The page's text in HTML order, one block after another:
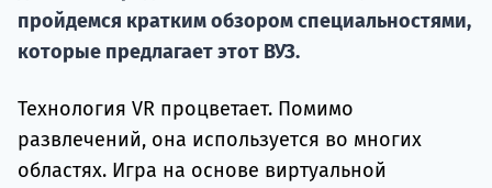
пройдемся кратким обзором специальностями,
которые предлагает этот ВУЗ.
Технология VR процветает. Помимо
развлечений, она используется во многих
областях. Игра на основе виртуальной